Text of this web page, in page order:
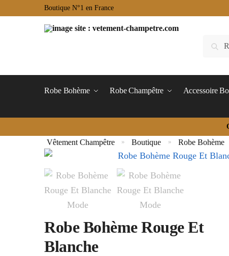
Boutique N°1 en France
Robe Bohème Robe Champêtre Accessoire
Vêtement Champêtre » Boutique » Robe Bohème
Robe Bohème Rouge Et
Blanche